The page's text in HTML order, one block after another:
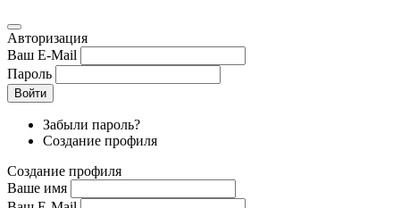
Авторизация
Ваш E-Mail
Пароль
Войти
Забыли пароль?
Создание профиля
Создание профиля
Ваше имя